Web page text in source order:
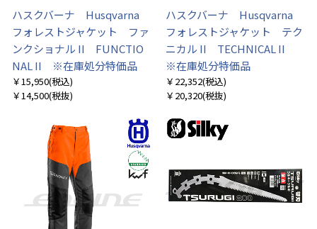
ハスクバーナ Husqvarna
フォレストジャケット ファ
ンクショナル II FUNCTIO
NAL II ※在庫処分特価品
￥15,950(税込)
￥14,500(税抜)
ハスクバーナ Husqvarna
フォレストジャケット テク
ニカル II TECHNICAL II
※在庫処分特価品
￥22,352(税込)
￥20,320(税抜)